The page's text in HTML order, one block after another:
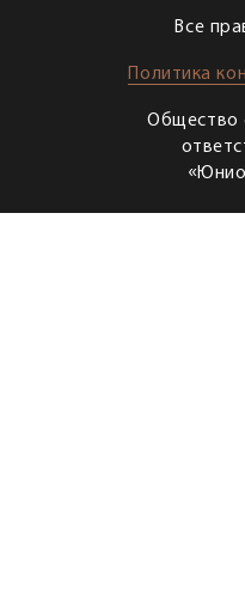
СХЕМА ПРОЕЗДА
Все
Политика
Общество